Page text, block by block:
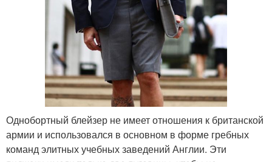
Однобортный блейзер не имеет отношения к британской
армии и использовался в основном в форме гребных
команд элитных учебных заведений Англии. Эти